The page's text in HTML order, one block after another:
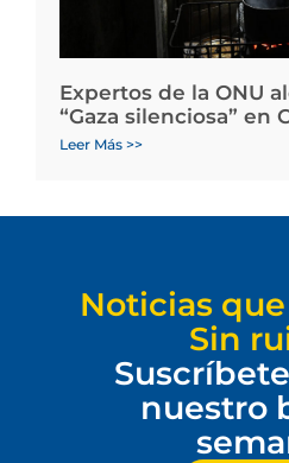
Expertos de la ONU
“Gaza silenciosa” en
Leer Más >>
Noticias
Sin
nuestro